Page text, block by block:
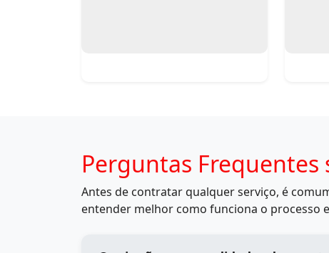
Perguntas Frequentes
Antes de contratar qualquer serviço, é
entender melhor como funciona o processo